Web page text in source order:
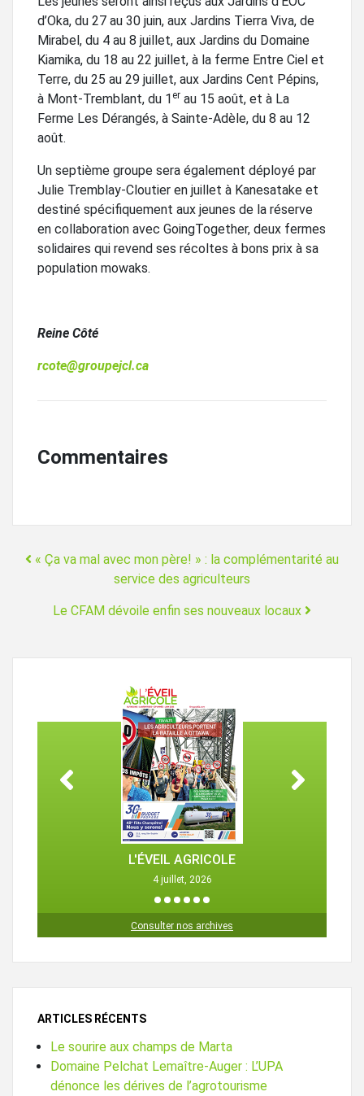
d’Oka, du 27 au 30 juin, aux Jardins Tierra Viva, de
Mirabel, du 4 au 8 juillet, aux Jardins du Domaine
Kiamika, du 18 au 22 juillet, à la ferme Entre Ciel et
Terre, du 25 au 29 juillet, aux Jardins Cent Pépins,
à Mont-Tremblant, du 1 er au 15 août, et à La
Ferme Les Dérangés, à Sainte-Adèle, du 8 au 12
août.
Un septième groupe sera également déployé par
Julie Tremblay-Cloutier en juillet à Kanesatake et
destiné spécifiquement aux jeunes de la réserve
en collaboration avec GoingTogether, deux fermes
solidaires qui revend ses récoltes à bons prix à sa
population mowaks.
Reine Côté
rcote@groupejcl.ca
Commentaires
Navigation
« Ça va mal avec mon père! » : la complémentarité au
service des agriculteurs
Le CFAM dévoile enfin ses nouveaux locaux
L'ÉVEIL AGRICOLE
4 juillet, 2026
1 2 3 4 5
Consulter nos archives
ARTICLES RÉCENTS
Le sourire aux champs de Marta
Domaine Pelchat Lemaître-Auger : L’UPA
dénonce les dérives de l’agrotourisme